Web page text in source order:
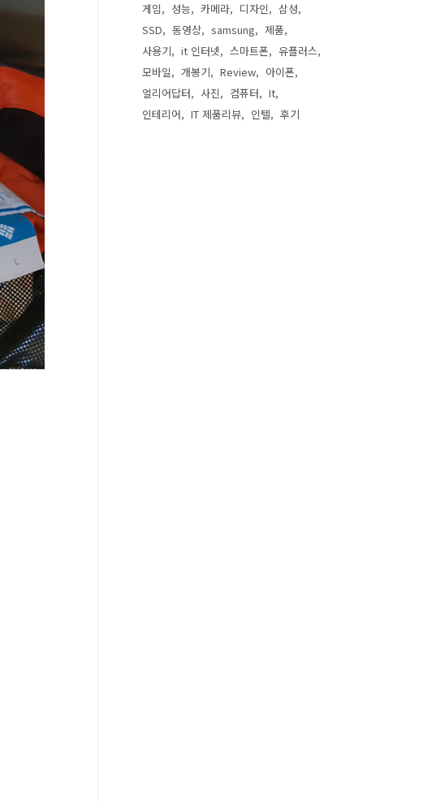
게임
성능 카메라 디자인
삼성
SSD
동영상 samsung
제품
사용기
it 인터넷 스마트폰
유플러스
모바일
개봉기 Review
아이폰
얼리어답터
사진 컴퓨터
It
인테리어
IT 제품리뷰 인텔 후기